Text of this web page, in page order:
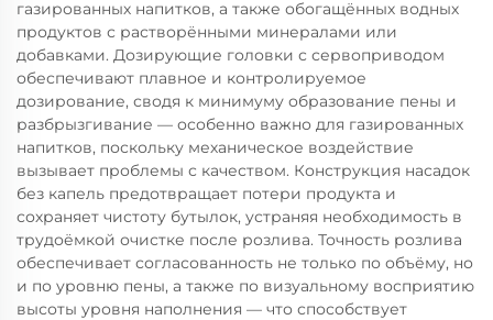
газированных напитков, а также обогащённых водных
продуктов с растворёнными минералами или
добавками. Дозирующие головки с сервоприводом
обеспечивают плавное и контролируемое
дозирование, сводя к минимуму образование пены и
разбрызгивание — особенно важно для газированных
напитков, поскольку механическое воздействие
вызывает проблемы с качеством. Конструкция насадок
без капель предотвращает потери продукта и
сохраняет чистоту бутылок, устраняя необходимость в
трудоёмкой очистке после розлива. Точность розлива
обеспечивает согласованность не только по объёму, но
и по уровню пены, а также по визуальному восприятию
высоты уровня наполнения — что способствует